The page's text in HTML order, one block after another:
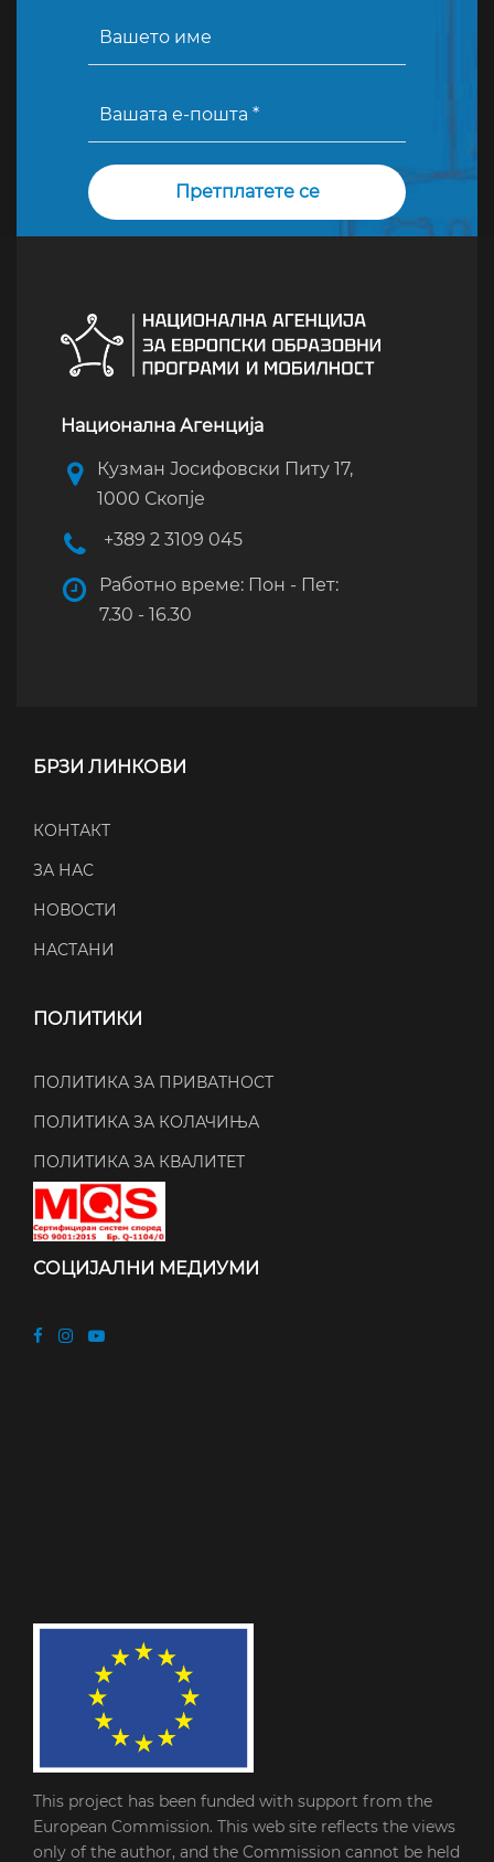
Национална Агенција
Кузман Јосифовски Питу 17,
1000 Скопје
+389 2 3109 045
Работно време: Пон - Пет:
7.30 - 16.30
БРЗИ ЛИНКОВИ
КОНТАКТ
ЗА НАС
НОВОСТИ
НАСТАНИ
ПОЛИТИКИ
ПОЛИТИКА ЗА ПРИВАТНОСТ
ПОЛИТИКА ЗА КОЛАЧИЊА
ПОЛИТИКА ЗА КВАЛИТЕТ
СОЦИЈАЛНИ МЕДИУМИ
This project has been funded with support from the
European Commission. This web site reflects the views
only of the author, and the Commission cannot be held